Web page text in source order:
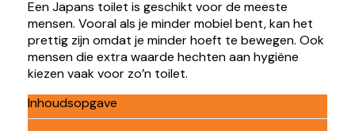
Een Japans toilet is geschikt voor de meeste
mensen. Vooral als je minder mobiel bent, kan het
prettig zijn omdat je minder hoeft te bewegen. Ook
mensen die extra waarde hechten aan hygiëne
kiezen vaak voor zo’n toilet.
Inhoudsopgave